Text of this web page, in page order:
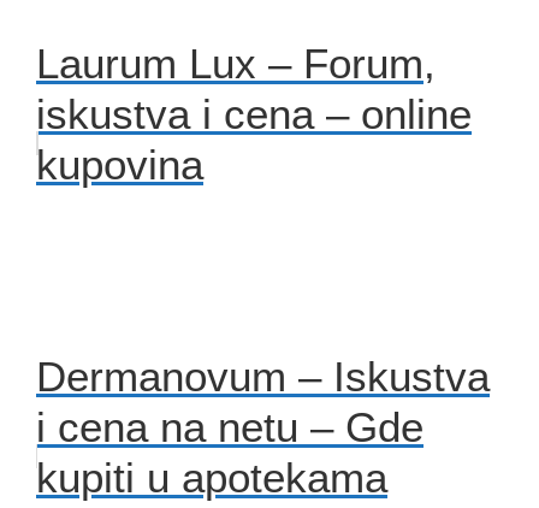
Laurum Lux – Forum,
iskustva i cena – online
kupovina
Dermanovum – Iskustva
i cena na netu – Gde
kupiti u apotekama